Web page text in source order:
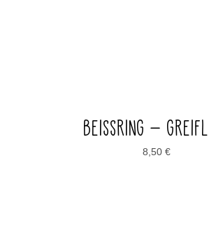
BEISSRING –
8,50 €